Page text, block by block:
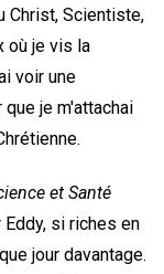
Christ, Scientiste,
où je vis la
voir une
je m'attachai
et Santé
si riches en
jour davantage.